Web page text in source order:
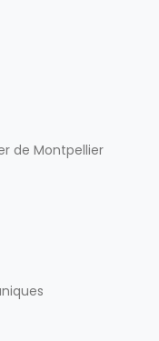
de Montpellier